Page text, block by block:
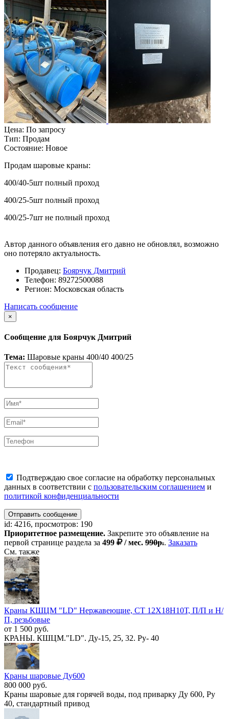
Цена: По запросу
Тип: Продам
Состояние: Новое
Продам шаровые краны:
400/40-5шт полный проход
400/25-5шт полный проход
400/25-7шт не полный проход
Автор данного объявления его давно не обновлял, возможно
оно потеряло актуальность.
Продавец: Боярчук Дмитрий
Телефон: 89272500088
Регион: Московская область
Написать сообщение
×
Сообщение для Боярчук Дмитрий
Тема: Шаровые краны 400/40 400/25
Подтверждаю свое согласие на обработку персональных
данных в соответствии с пользовательским соглашением и
политикой конфиденциальности
Отправить сообщение
id: 4216, просмотров: 190
Приоритетное размещение. Закрепите это объявление на
первой странице раздела за 499 / мес. 990р.. Заказать
См. также
Краны КШЦМ "LD" Нержав​еющие, СТ 12Х18Н10Т, П/П​ и Н/
П, резьбовые
от 1 500 руб.
КРАНЫ. КШЦМ."LD". Ду-15, 25, 32. Ру- 40
Краны шаровые Ду600
800 000 руб.
Кpaны шapовые для горячей вoды, под привapку Ду 600, Ру
40, стaндapтный привод